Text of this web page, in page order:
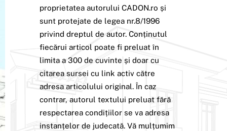
proprietatea autorului CADON.ro și
sunt protejate de legea nr.8/1996
privind dreptul de autor. Conținutul
fiecărui articol poate fi preluat în
limita a 300 de cuvinte și doar cu
citarea sursei cu link activ către
adresa articolului original. În caz
contrar, autorul textului preluat fără
respectarea condițiilor se va adresa
instanțelor de judecată. Vă mulțumim